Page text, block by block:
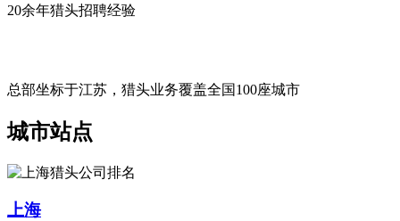
20余年猎头招聘经验
总部坐标于江苏，猎头业务覆盖全国100座城市
城市站点
上海